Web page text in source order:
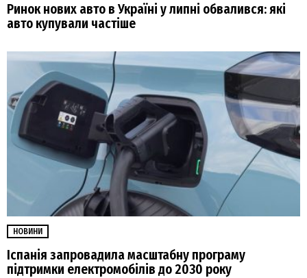
Ринок нових авто в Україні у липні обвалився: які
авто купували частіше
НОВИНИ
Іспанія запровадила масштабну програму
підтримки електромобілів до 2030 року